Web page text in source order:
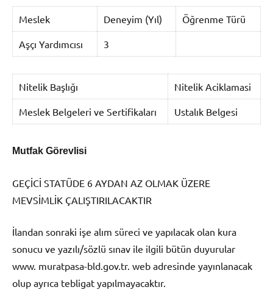
Meslek Deneyim (Yıl) Öğrenme Türü
Aşçı Yardımcısı 3
Nitelik Başlığı Nitelik Aciklamasi
Meslek Belgeleri ve Sertifikaları Ustalık Belgesi
Mutfak Görevlisi
GEÇİCİ STATÜDE 6 AYDAN AZ OLMAK ÜZERE
MEVSİMLİK ÇALIŞTIRILACAKTIR
İlandan sonraki işe alım süreci ve yapılacak olan kura
sonucu ve yazılı/sözlü sınav ile ilgili bütün duyurular
www. muratpasa-bld.gov.tr. web adresinde yayınlanacak
olup ayrıca tebligat yapılmayacaktır.